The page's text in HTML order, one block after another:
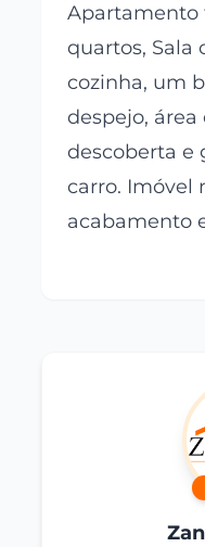
Apartamento
quartos, Sala
cozinha, um
despejo, área
descoberta e
carro. Imóvel
acabamento